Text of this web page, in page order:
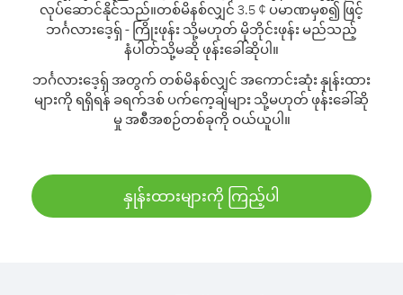
လုပ်ဆောင်နိုင်သည်။တစ်မိနစ်လျှင် 3.5 ¢ ပမာဏမှစ၍ ဖြင့်
ဘင်္ဂလားဒေ့ရှ် - ကြိုးဖုန်း သို့မဟုတ် မိုဘိုင်းဖုန်း မည်သည့်
နံပါတ်သို့မဆို ဖုန်းခေါ်ဆိုပါ။
ဘင်္ဂလားဒေ့ရှ် အတွက် တစ်မိနစ်လျှင် အကောင်းဆုံး နှုန်းထား
များကို ရရှိရန် ခရက်ဒစ် ပက်ကေ့ချ်များ သို့မဟုတ် ဖုန်းခေါ်ဆို
မှု အစီအစဉ်တစ်ခုကို ဝယ်ယူပါ။
နှုန်းထားများကို ကြည့်ပါ